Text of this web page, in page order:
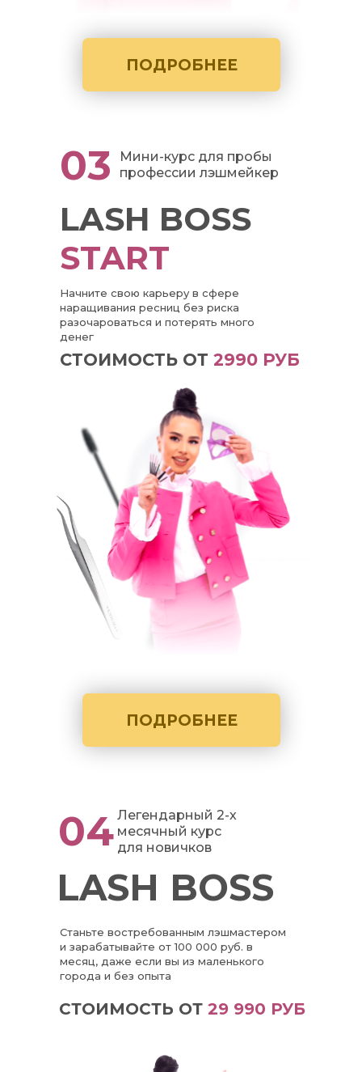
ПОДРОБНЕЕ
ПОДРОБНЕЕ
LASH BOSS
START
Мини-курс для пробы
профессии лэшмейкер
СТОИМОСТЬ ОТ 2990 РУБ
03
Начните свою карьеру в сфере
наращивания ресниц без риска
разочароваться и потерять много
денег
LASH BOSS
Легендарный 2-х
месячный курс
для новичков
СТОИМОСТЬ ОТ 29 990 РУБ
04
Станьте востребованным лэшмастером
и зарабатывайте от 100 000 руб. в
месяц, даже если вы из маленького
города и без опыта